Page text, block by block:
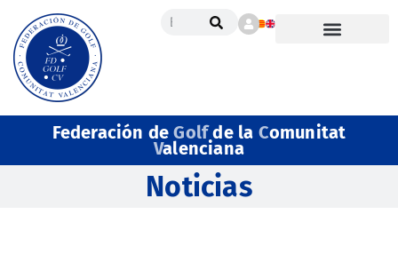
Federación deGolfde la Comunitat
Valenciana
Noticias